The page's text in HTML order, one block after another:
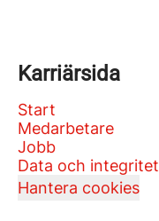
Karriärsida
Start
Medarbetare
Jobb
Data och integritet
Hantera cookies